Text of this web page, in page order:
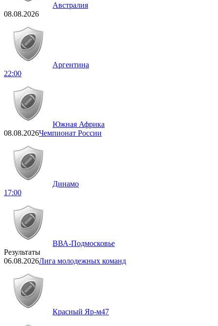
Австралия
08.08.2026
Аргентина
22:00
Южная Африка
08.08.2026Чемпионат России
Динамо
17:00
ВВА-Подмосковье
Результаты
06.08.2026Лига молодежных команд
Красный Яр-м47